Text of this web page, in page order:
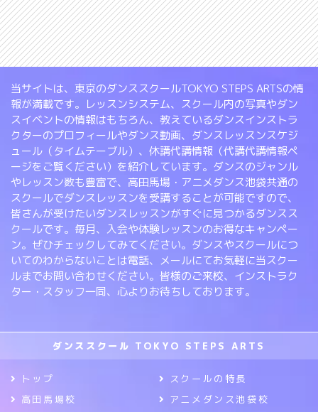
当サイトは、東京のダンススクールTOKYO STEPS ARTSの情
報が満載です。レッスンシステム、スクール内の写真やダン
スイベントの情報はもちろん、教えているダンスインストラ
クターのプロフィールやダンス動画、ダンスレッスンスケジ
ュール（タイムテーブル）、休講代講情報（代講代講情報ペ
ージをご覧ください）を紹介しています。ダンスのジャンル
やレッスン数も豊富で、高田馬場・アニメダンス池袋共通の
スクールでダンスレッスンを受講することが可能ですので、
皆さんが受けたいダンスレッスンがすぐに見つかるダンスス
クールです。毎月、入会や体験レッスンのお得なキャンペー
ン。ぜひチェックしてみてください。ダンスやスクールにつ
いてのわからないことは電話、メールにてお気軽に当スクー
ルまでお問い合わせください。皆様のご来校、インストラク
ター・スタッフ一同、心よりお待ちしております。
ダンススクール TOKYO STEPS ARTS
トップ
スクールの特長
高田馬場校
アニメダンス池袋校